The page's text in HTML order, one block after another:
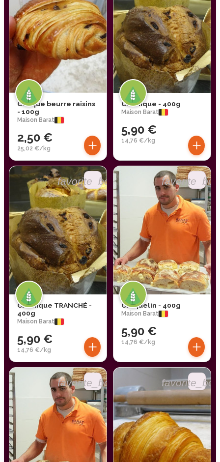
Couque beurre raisins
- 100g
Maison Barat
2,50 €
25,02 €/kg +
Cramique - 400g
Maison Barat
5,90 €
14,76 €/kg +
favorite_border
Cramique TRANCHÉ -
400g
Maison Barat
5,90 €
14,76 €/kg +
Craquelin - 400g
Maison Barat
5,90 €
14,76 €/kg +
favorite_border